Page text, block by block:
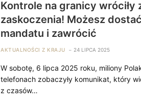
Kontrole na granicy wróciły
zaskoczenia! Możesz
mandatu i zawrócić
AKTUALNOŚCI Z KRAJU 24 LIPCA 2025
W sobotę, 6 lipca 2025 roku, miliony
telefonach zobaczyły komunikat, który
z czasów…